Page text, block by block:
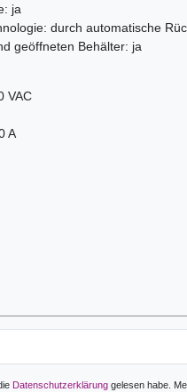
ja
durch automatische
geöffneten Behälter: ja
VAC
A
Daten­schutz­erklärunggelesen habe.